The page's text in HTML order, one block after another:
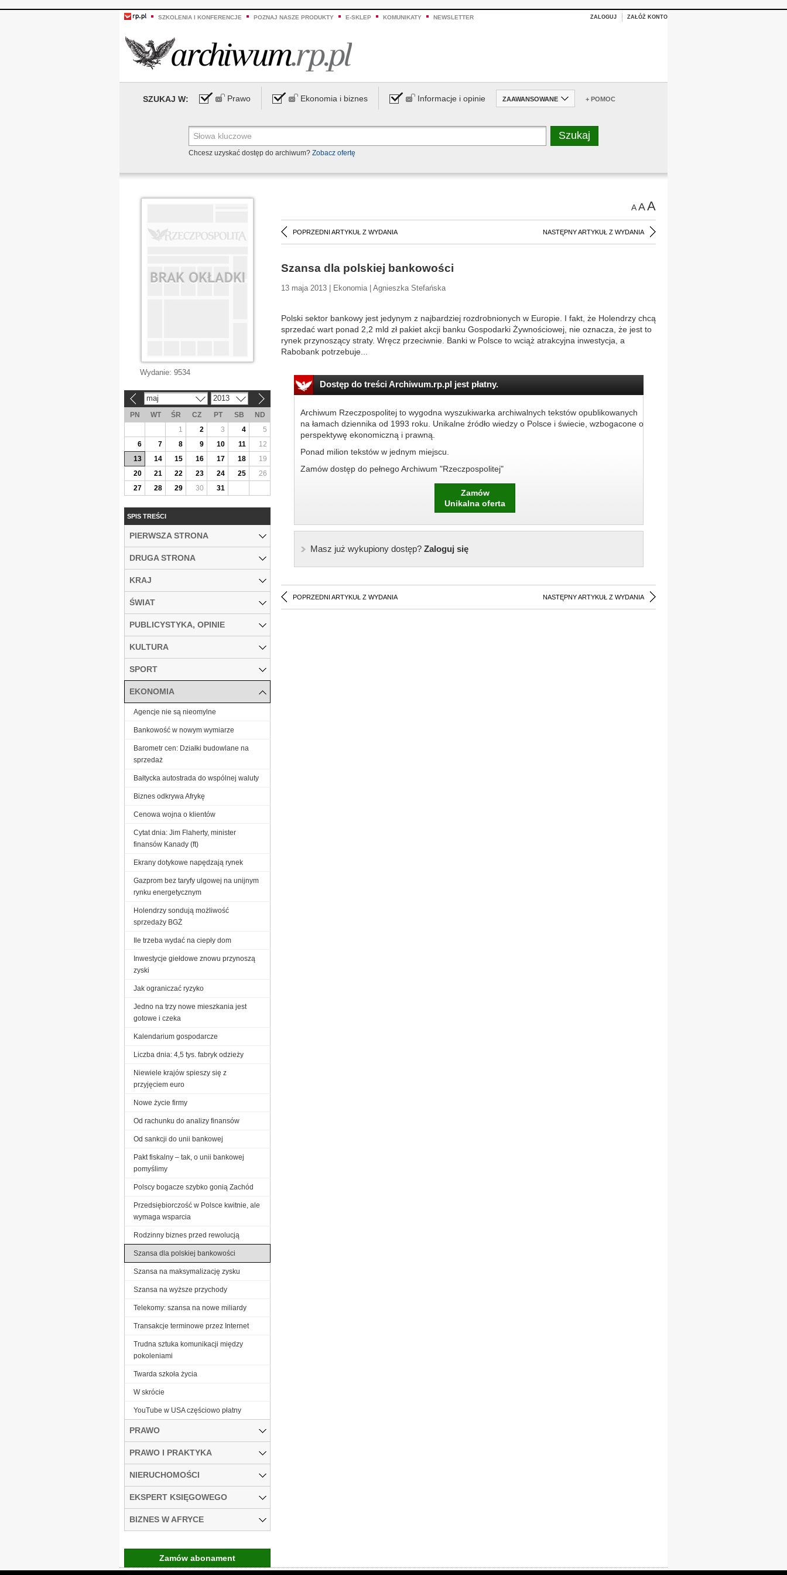
SZKOLENIA I KONFERENCJE POZNAJ NASZE PRODUKTY E-SKLEP KOMUNIKATY NEWSLETTER ZALOGUJ ZAŁÓŻ KONTO
SZUKAJ W: Prawo Ekonomia i biznes Informacje i opinie ZAAWANSOWANE + POMOC
Chcesz uzyskać dostęp do archiwum? Zobacz ofertę
AAA
POPRZEDNI ARTYKUŁ Z WYDANIA NASTĘPNY ARTYKUŁ Z WYDANIA
Szansa dla polskiej bankowości
13 maja 2013 | Ekonomia | Agnieszka Stefańska
Polski sektor bankowy jest jedynym z najbardziej rozdrobnionych w Europie. I fakt, że Holendrzy chcą
sprzedać wart ponad 2,2 mld zł pakiet akcji banku Gospodarki Żywnościowej, nie oznacza, że jest to
rynek przynoszący straty. Wręcz przeciwnie. Banki w Polsce to wciąż atrakcyjna inwestycja, a
Rabobank potrzebuje...
Dostęp do treści Archiwum.rp.pl jest płatny.
Archiwum Rzeczpospolitej to wygodna wyszukiwarka archiwalnych tekstów opublikowanych
na łamach dziennika od 1993 roku. Unikalne źródło wiedzy o Polsce i świecie, wzbogacone o
perspektywę ekonomiczną i prawną.
Ponad milion tekstów w jednym miejscu.
Zamów dostęp do pełnego Archiwum "Rzeczpospolitej"
Zamów
Unikalna oferta
Masz już wykupiony dostęp?Zaloguj się
POPRZEDNI ARTYKUŁ Z WYDANIA NASTĘPNY ARTYKUŁ Z WYDANIA
Wydanie: 9534
maj 2013
PN WT ŚR CZ PT SB
ND
1
2 3 4
5
6
7 8 9 10 11
12
13
14 15 16 17 18
19
20
21 22 23 24 25
26
27
28 29 30 31
SPIS TREŚCI
PIERWSZA STRONA
DRUGA STRONA
KRAJ
ŚWIAT
PUBLICYSTYKA, OPINIE
KULTURA
SPORT
EKONOMIA
Agencje nie są nieomylne
Bankowość w nowym wymiarze
Barometr cen: Działki budowlane na
sprzedaż
Bałtycka autostrada do wspólnej waluty
Biznes odkrywa Afrykę
Cenowa wojna o klientów
Cytat dnia: Jim Flaherty, minister
finansów Kanady (ft)
Ekrany dotykowe napędzają rynek
Gazprom bez taryfy ulgowej na unijnym
rynku energetycznym
Holendrzy sondują możliwość
sprzedaży BGŻ
Ile trzeba wydać na ciepły dom
Inwestycje giełdowe znowu przynoszą
zyski
Jak ograniczać ryzyko
Jedno na trzy nowe mieszkania jest
gotowe i czeka
Kalendarium gospodarcze
Liczba dnia: 4,5 tys. fabryk odzieży
Niewiele krajów spieszy się z
przyjęciem euro
Nowe życie firmy
Od rachunku do analizy finansów
Od sankcji do unii bankowej
Pakt fiskalny – tak, o unii bankowej
pomyślimy
Polscy bogacze szybko gonią Zachód
Przedsiębiorczość w Polsce kwitnie, ale
wymaga wsparcia
Rodzinny biznes przed rewolucją
Szansa dla polskiej bankowości
Szansa na maksymalizację zysku
Szansa na wyższe przychody
Telekomy: szansa na nowe miliardy
Transakcje terminowe przez Internet
Trudna sztuka komunikacji między
pokoleniami
Twarda szkoła życia
W skrócie
YouTube w USA częściowo płatny
PRAWO
PRAWO I PRAKTYKA
NIERUCHOMOŚCI
EKSPERT KSIĘGOWEGO
BIZNES W AFRYCE
Zamów abonament